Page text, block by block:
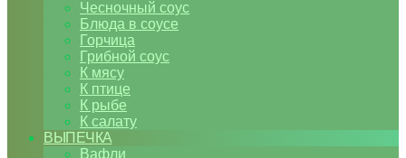
Чесночный соус
Блюда в соусе
Горчица
Грибной соус
К мясу
К птице
К рыбе
К салату
ВЫПЕЧКА
Вафли